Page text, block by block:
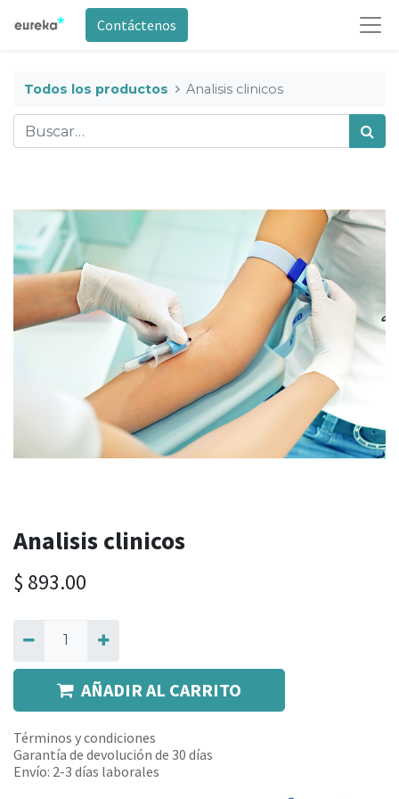
Contáctenos
Todos los productos Analisis clinicos
Analisis clinicos
$ 893.00
AÑADIR AL CARRITO
Términos y condiciones
Garantía de devolución de 30 días
Envío: 2-3 días laborales